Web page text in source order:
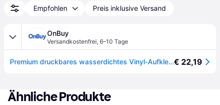
Empfohlen Preis inklusive Versand
OnBuy
Versandkostenfrei, 6–10 Tage
Premium druckbares wasserdichtes Vinyl-Aufkleberpapier für Tintenstrahldrucker€ 22,19
Ähnliche Produkte